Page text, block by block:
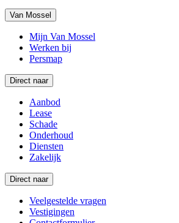
Van Mossel
Mijn Van Mossel
Werken bij
Persmap
Direct naar
Aanbod
Lease
Schade
Onderhoud
Diensten
Zakelijk
Direct naar
Veelgestelde vragen
Vestigingen